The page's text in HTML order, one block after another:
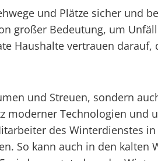
und Plätze sicher und
großer Bedeutung, um
Haushalte vertrauen
und Streuen, sondern
moderner Technologien
des Winterdienstes
So kann auch in den